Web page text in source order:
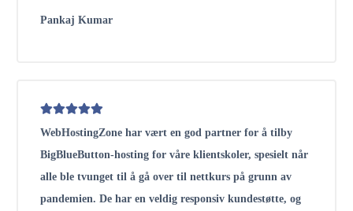
Pankaj Kumar
WebHostingZone har vært en god partner for å tilby
BigBlueButton-hosting for våre klientskoler, spesielt når
alle ble tvunget til å gå over til nettkurs på grunn av
pandemien. De har en veldig responsiv kundestøtte, og